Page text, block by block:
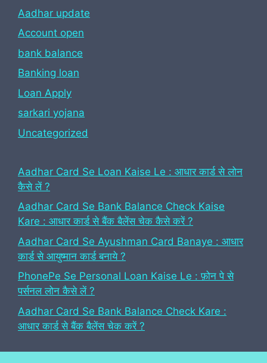
Aadhar update
Account open
bank balance
Banking loan
Loan Apply
sarkari yojana
Uncategorized
Aadhar Card Se Loan Kaise Le : आधार कार्ड से लोन
कैसे लें ?
Aadhar Card Se Bank Balance Check Kaise
Kare : आधार कार्ड से बैंक बैलेंस चेक कैसे करें ?
Aadhar Card Se Ayushman Card Banaye : आधार
कार्ड से आयुष्मान कार्ड बनाये ?
PhonePe Se Personal Loan Kaise Le : फ़ोन पे से
पर्सनल लोन कैसे लें ?
Aadhar Card Se Bank Balance Check Kare :
आधार कार्ड से बैंक बैलेंस चेक करें ?